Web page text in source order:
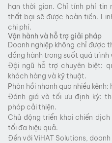
hạn thời gian. Chỉ tính phí tin
thất bại sẽ được hoàn tiền.
chi phí.
Vận hành và hỗ trợ giải pháp
Doanh nghiệp không chỉ được
đồng hành trong suốt quá trình
Đội ngũ hỗ trợ chuyên biệt:
khách hàng và kỹ thuật.
Phản hồi nhanh qua nhiều
Đánh giá và tối ưu định kỳ:
pháp cải thiện.
Chủ động triển khai chiến
tối đa hiệu quả.
Đến với ViHAT Solutions,